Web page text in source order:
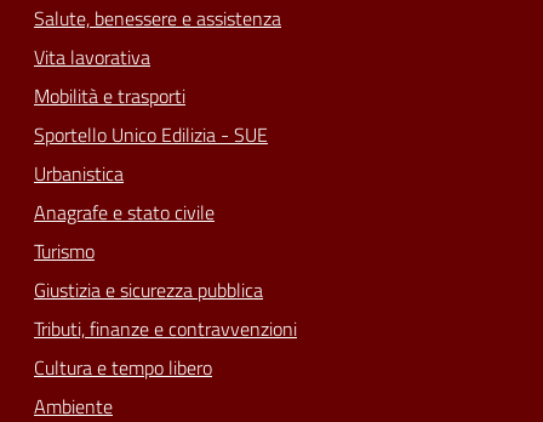
Salute, benessere e assistenza
Vita lavorativa
Mobilità e trasporti
Sportello Unico Edilizia - SUE
Urbanistica
Anagrafe e stato civile
Turismo
Giustizia e sicurezza pubblica
Tributi, finanze e contravvenzioni
Cultura e tempo libero
Ambiente